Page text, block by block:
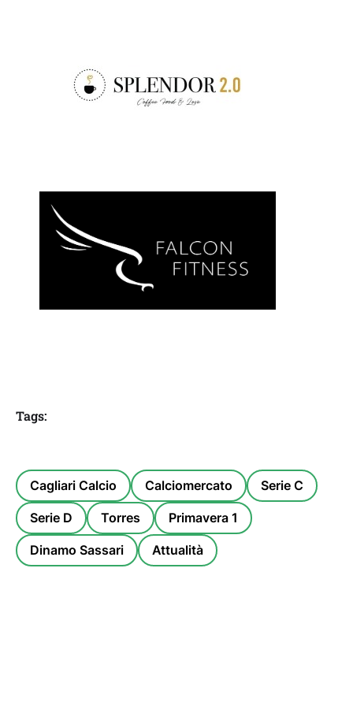
Tags:
Cagliari Calcio Calciomercato Serie C
Serie D Torres Primavera 1
Dinamo Sassari Attualità